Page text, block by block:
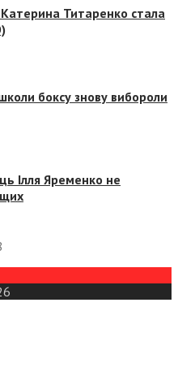
Катерина Титаренко стала
боксу знову вибороли
Ілля Яременко не